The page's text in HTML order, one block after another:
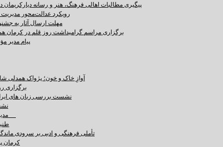
پیگیری مطالبات اهالی فرهنگ، هنر و رسانه
رویکرد عدالت‌محور
مهلت ارسال آثار به
برگزاری مراسم گرامیداشت روز قلم در کرمان
پیام مدیر
آوازِ خاک و خون؛ پژواک همدلی شاعران ۱۲ کشور برای میناب و ایرانِ
برگزاری
نشست بررسی زبان های
تأملی فرهنگی و ادبی بر سرودی
کرمان